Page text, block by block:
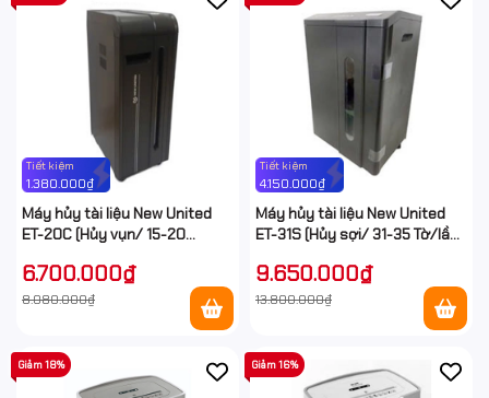
Tiết kiệm
1.380.000₫
Máy hủy tài liệu New United
ET-20C (Hủy vụn/ 15-20
6.700.000₫
8.080.000₫
Tiết kiệm
4.150.000₫
Máy hủy tài liệu New United
ET-31S (Hủy sợi/ 31-35 Tờ/lần/
9.650.000₫
13.800.000₫
Giảm 18% Giảm 16%